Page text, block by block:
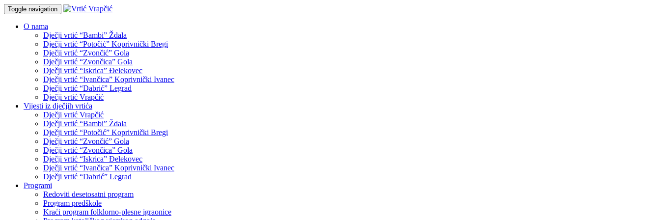
Toggle navigation
O nama
Dječji vrtić “Bambi” Ždala
Dječji vrtić “Potočić” Koprivnički Bregi
Dječji vrtić “Zvončić” Gola
Dječji vrtić “Zvončica” Gola
Dječji vrtić “Iskrica” Đelekovec
Dječji vrtić “Ivančica” Koprivnički Ivanec
Dječji vrtić “Dabrić” Legrad
Dječji vrtić Vrapčić
Vijesti iz dječjih vrtića
Dječji vrtić Vrapčić
Dječji vrtić “Bambi” Ždala
Dječji vrtić “Potočić” Koprivnički Bregi
Dječji vrtić “Zvončić” Gola
Dječji vrtić “Zvončica” Gola
Dječji vrtić “Iskrica” Đelekovec
Dječji vrtić “Ivančica” Koprivnički Ivanec
Dječji vrtić “Dabrić” Legrad
Programi
Redoviti desetosatni program
Program predškole
Kraći program folklorno-plesne igraonice